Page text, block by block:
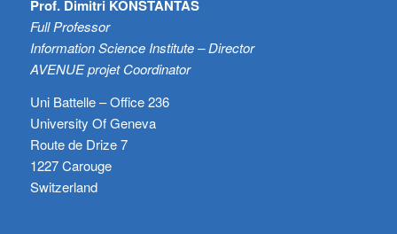
Prof. Dimitri KONSTANTAS
Full Professor
Information Science Institute – Director
AVENUE projet Coordinator
Uni Battelle – Office 236
University Of Geneva
Route de Drize 7
1227 Carouge
Switzerland